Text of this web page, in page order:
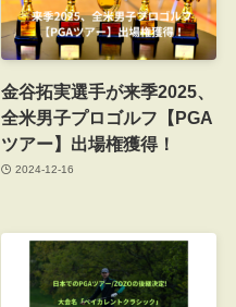
金谷拓実選手が来季2025、
全米男子プロゴルフ【PGA
ツアー】出場権獲得！
2024-12-16